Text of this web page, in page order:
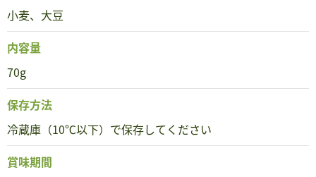
小麦、大豆
内容量
70g
保存方法
冷蔵庫（10℃以下）で保存してください
賞味期間